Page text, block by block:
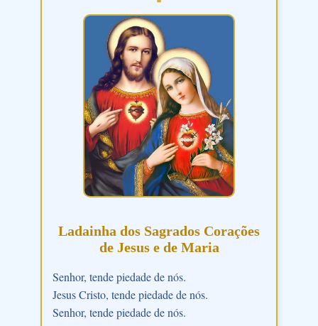
Ladainha dos Sagrados Corações
de Jesus e de Maria
Senhor, tende piedade de nós.
Jesus Cristo, tende piedade de nós.
Senhor, tende piedade de nós.